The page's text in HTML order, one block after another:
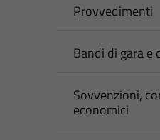
Provvedimenti
Bandi di gara e
Sovvenzioni,
economici